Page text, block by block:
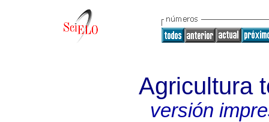
Agricultura
versión